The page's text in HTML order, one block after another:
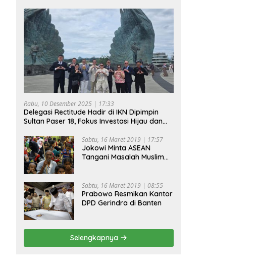
Rabu, 10 Desember 2025 | 17:33
Delegasi Rectitude Hadir di IKN Dipimpin
Sultan Paser 18, Fokus Investasi Hijau dan
Sabtu, 16 Maret 2019 | 17:57
Jokowi Minta ASEAN
Tangani Masalah Muslim
Sabtu, 16 Maret 2019 | 08:55
Prabowo Resmikan Kantor
DPD Gerindra di Banten
Selengkapnya